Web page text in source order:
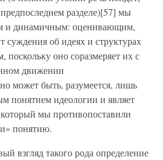
разделе)[57] мы
и динамичным: оценивающим,
суждения об идеях и структурах
оно соразмеряет их с
движении
может быть, разумеется, лишь
понятием идеологии и являет
мы противопоставили
понятию.
взгляд такого рода определение